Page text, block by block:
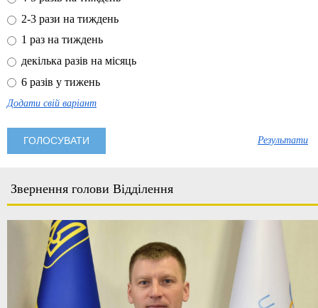
2-3 рази на тиждень
1 раз на тиждень
декілька разів на місяць
6 разів у тижень
Додати свій варіант
Результати
Звернення голови Відділення